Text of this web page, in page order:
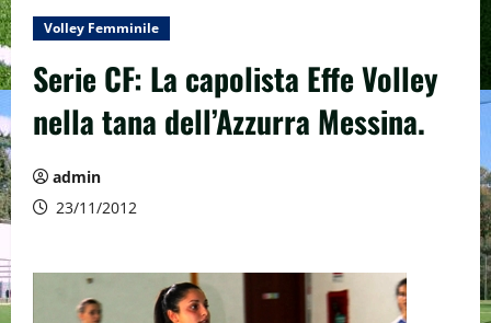
Volley Femminile
Serie CF: La capolista Effe Volley
nella tana dell’Azzurra Messina.
admin
23/11/2012